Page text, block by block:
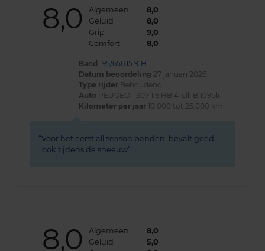
8,0 Algemeen
8,0
Geluid
8,0
Grip
9,0
Comfort
8,0
Band 195/65R15 91H
Datum beoordeling 27 januari 2026
Type rijder Behoudend
Auto PEUGEOT 307 1.6 HB 4-cil. B 109pk
Kilometer per jaar 10.000 tot 25.000 km
Voor het eerst all season banden, bevalt goed
ook tijdens de sneeuw
8,0 Algemeen
8,0
Geluid
5,0